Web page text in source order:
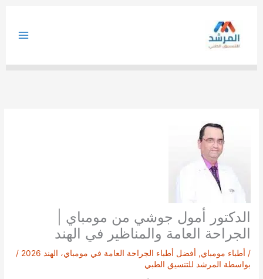
الدكتور أمول جوشي من مومباي |
الجراحة العامة والمناظير في الهند
/ أطباء مومباي, أفضل أطباء الجراحة العامة في مومباي، الهند 2026
/
بواسطة المرشد للتنسيق الطبي